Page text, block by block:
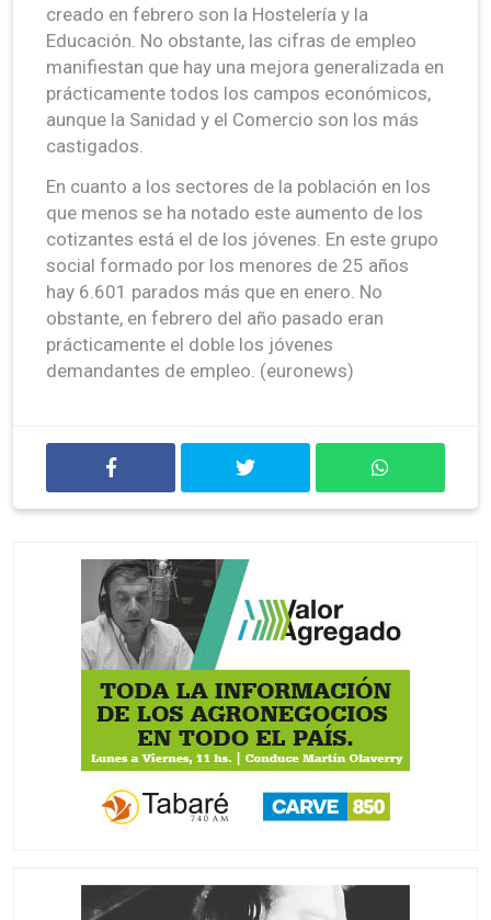
creado en febrero son la Hostelería y la
Educación. No obstante, las cifras de empleo
manifiestan que hay una mejora generalizada en
prácticamente todos los campos económicos,
aunque la Sanidad y el Comercio son los más
castigados.
En cuanto a los sectores de la población en los
que menos se ha notado este aumento de los
cotizantes está el de los jóvenes. En este grupo
social formado por los menores de 25 años
hay 6.601 parados más que en enero. No
obstante, en febrero del año pasado eran
prácticamente el doble los jóvenes
demandantes de empleo. (euronews)